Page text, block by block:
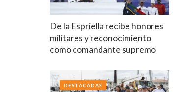
De la Espriella recibe honores
militares y reconocimiento
como comandante supremo
DESTACADAS